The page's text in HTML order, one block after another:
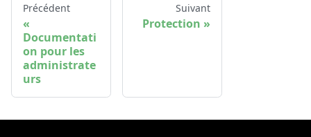
Précédent
Documentati
on pour les
administrate
urs
Suivant
Protection